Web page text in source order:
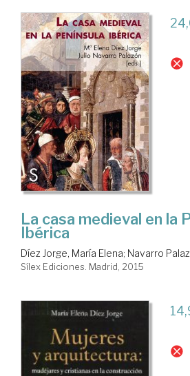
La casa medieval en la
Ibérica
Díez Jorge, María Elena; Navarro
Sílex Ediciones. Madrid, 2015